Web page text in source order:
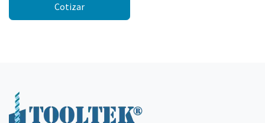
Cotizar